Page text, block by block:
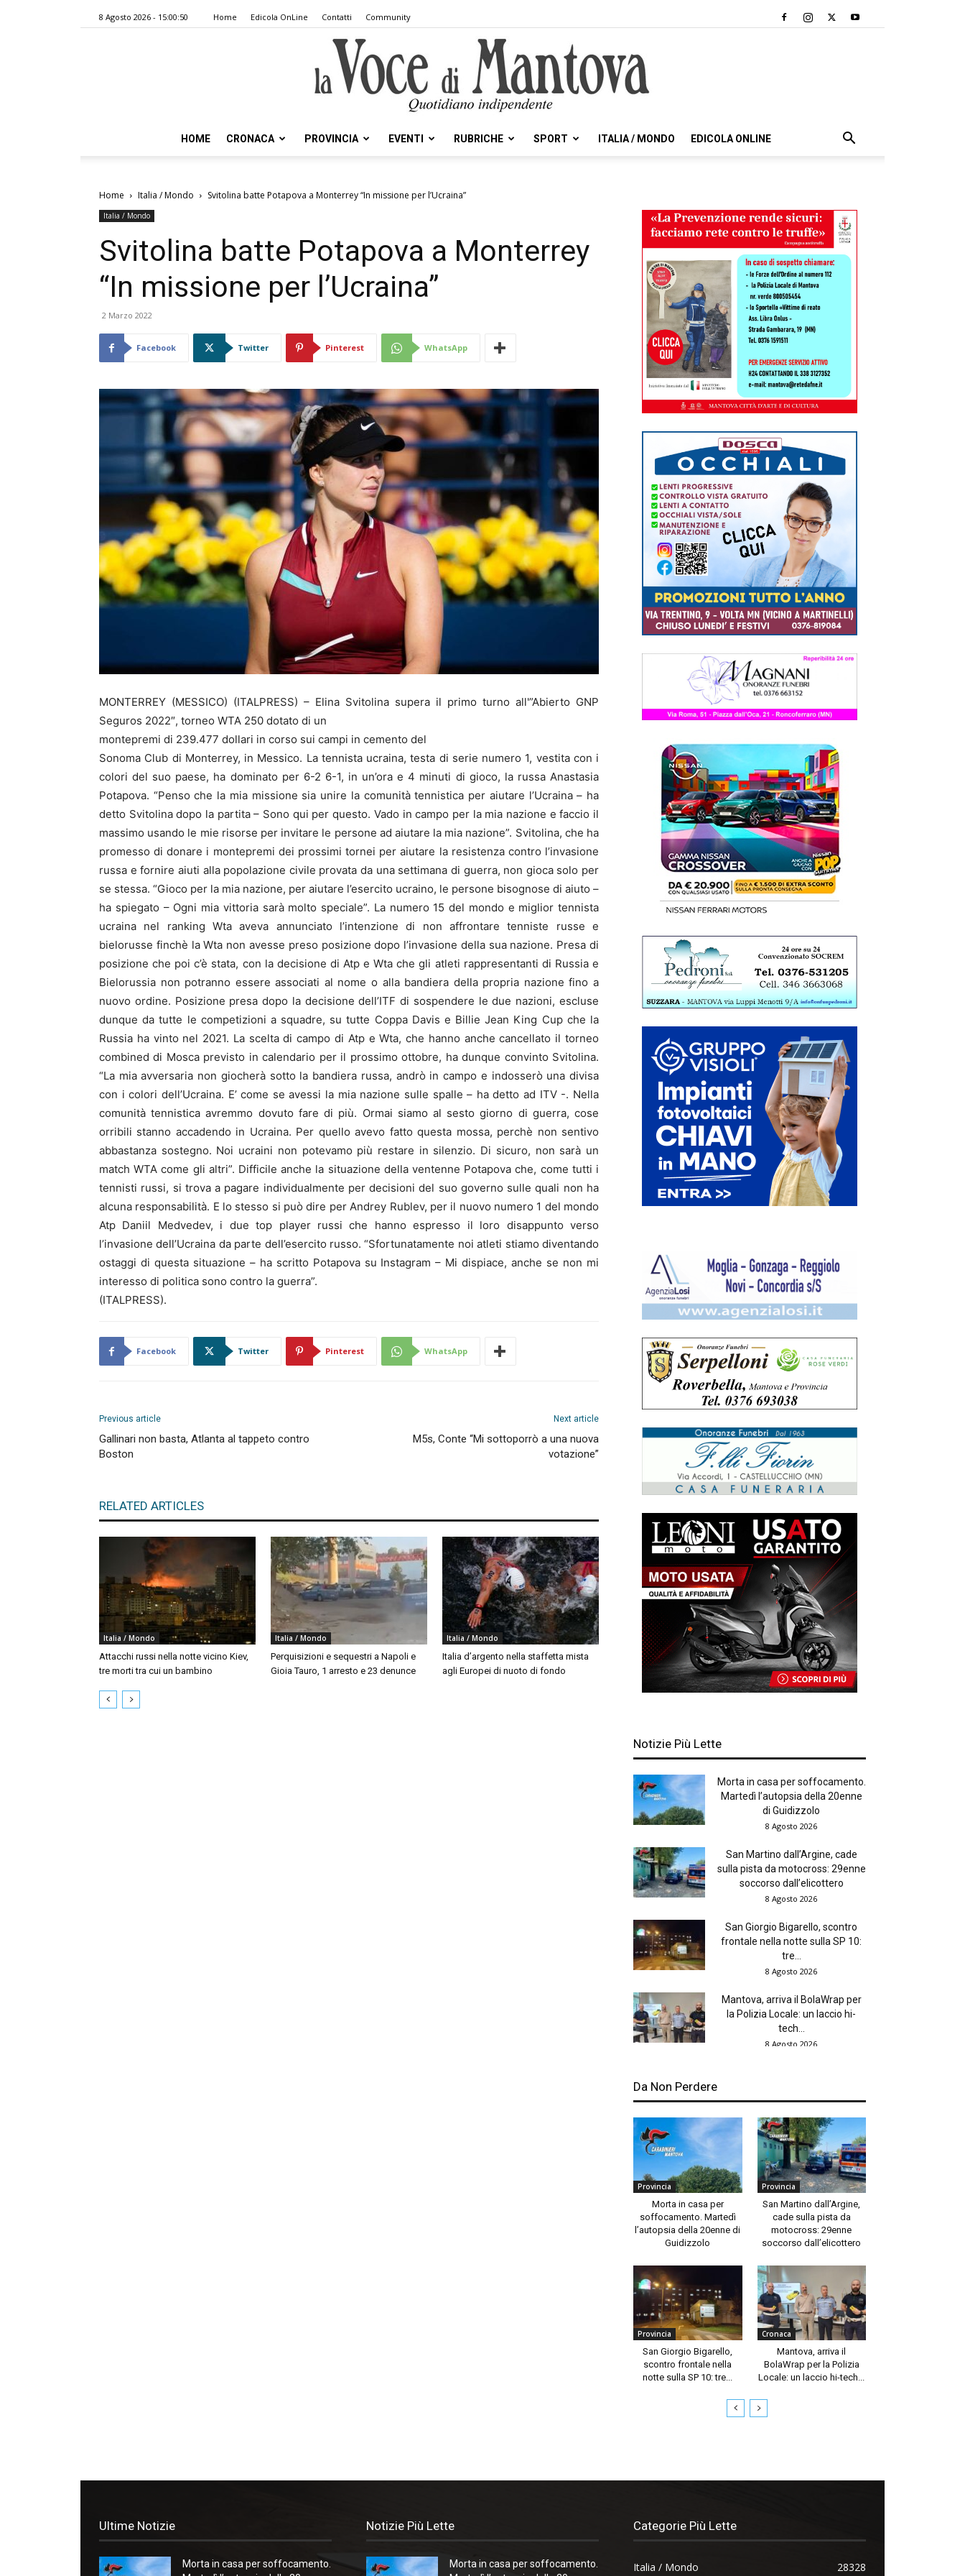
8 Agosto 2026 - 15:00:50 Home Edicola OnLine Contatti Community
Voce
Mantova
HOME CRONACA PROVINCIA EVENTI RUBRICHE SPORT ITALIA / MONDO EDICOLA ONLINE
Home Italia / Mondo Svitolina batte Potapova a Monterrey “In missione per l’Ucraina”
Italia / Mondo
Svitolina batte Potapova a Monterrey
“In missione per l’Ucraina”
2 Marzo 2022
Facebook Twitter Pinterest WhatsApp
MONTERREY (MESSICO) (ITALPRESS) – Elina Svitolina supera il primo turno all'”Abierto GNP
Seguros 2022″, torneo WTA 250 dotato di un
montepremi di 239.477 dollari in corso sui campi in cemento del
Sonoma Club di Monterrey, in Messico. La tennista ucraina, testa di serie numero 1, vestita con i
colori del suo paese, ha dominato per 6-2 6-1, in un’ora e 4 minuti di gioco, la russa Anastasia
Potapova. “Penso che la mia missione sia unire la comunità tennistica per aiutare l’Ucraina – ha
detto Svitolina dopo la partita – Sono qui per questo. Vado in campo per la mia nazione e faccio il
massimo usando le mie risorse per invitare le persone ad aiutare la mia nazione”. Svitolina, che ha
promesso di donare i montepremi dei prossimi tornei per aiutare la resistenza contro l’invasione
russa e fornire aiuti alla popolazione civile provata da una settimana di guerra, non gioca solo per
se stessa. “Gioco per la mia nazione, per aiutare l’esercito ucraino, le persone bisognose di aiuto –
ha spiegato – Ogni mia vittoria sarà molto speciale”. La numero 15 del mondo e miglior tennista
ucraina nel ranking Wta aveva annunciato l’intenzione di non affrontare tenniste russe e
bielorusse finchè la Wta non avesse preso posizione dopo l’invasione della sua nazione. Presa di
posizione che poi c’è stata, con la decisione di Atp e Wta che gli atleti rappresentanti di Russia e
Bielorussia non potranno essere associati al nome o alla bandiera della propria nazione fino a
nuovo ordine. Posizione presa dopo la decisione dell’ITF di sospendere le due nazioni, escluse
dunque da tutte le competizioni a squadre, su tutte Coppa Davis e Billie Jean King Cup che la
Russia ha vinto nel 2021. La scelta di campo di Atp e Wta, che hanno anche cancellato il torneo
combined di Mosca previsto in calendario per il prossimo ottobre, ha dunque convinto Svitolina.
“La mia avversaria non giocherà sotto la bandiera russa, andrò in campo e indosserò una divisa
con i colori dell’Ucraina. E’ come se avessi la mia nazione sulle spalle – ha detto ad ITV -. Nella
comunità tennistica avremmo dovuto fare di più. Ormai siamo al sesto giorno di guerra, cose
orribili stanno accadendo in Ucraina. Per quello avevo fatto questa mossa, perchè non sentivo
abbastanza sostegno. Noi ucraini non potevamo più restare in silenzio. Di sicuro, non sarà un
match WTA come gli altri”. Difficile anche la situazione della ventenne Potapova che, come tutti i
tennisti russi, si trova a pagare individualmente per decisioni del suo governo sulle quali non ha
alcuna responsabilità. E lo stesso si può dire per Andrey Rublev, per il nuovo numero 1 del mondo
Atp Daniil Medvedev, i due top player russi che hanno espresso il loro disappunto verso
l’invasione dell’Ucraina da parte dell’esercito russo. “Sfortunatamente noi atleti stiamo diventando
ostaggi di questa situazione – ha scritto Potapova su Instagram – Mi dispiace, anche se non mi
interesso di politica sono contro la guerra”.
(ITALPRESS).
Facebook Twitter Pinterest WhatsApp
Previous article
Gallinari non basta, Atlanta al tappeto contro
Boston
Next article
M5s, Conte “Mi sottoporrò a una nuova
votazione”
RELATED ARTICLES
Italia / Mondo
Attacchi russi nella notte vicino Kiev,
tre morti tra cui un bambino
Italia / Mondo
Perquisizioni e sequestri a Napoli e
Gioia Tauro, 1 arresto e 23 denunce
Italia / Mondo
Italia d’argento nella staffetta mista
agli Europei di nuoto di fondo
Notizie Più Lette
Morta in casa per soffocamento.
Martedì l’autopsia della 20enne
di Guidizzolo
8 Agosto 2026
San Martino dall’Argine, cade
sulla pista da motocross: 29enne
soccorso dall’elicottero
8 Agosto 2026
San Giorgio Bigarello, scontro
frontale nella notte sulla SP 10:
tre...
8 Agosto 2026
Mantova, arriva il BolaWrap per
la Polizia Locale: un laccio hi-
tech...
8 Agosto 2026
Da Non Perdere
Provincia
Morta in casa per
soffocamento. Martedì
l’autopsia della 20enne di
Guidizzolo
Provincia
San Martino dall’Argine,
cade sulla pista da
motocross: 29enne
soccorso dall’elicottero
Provincia
San Giorgio Bigarello,
scontro frontale nella
notte sulla SP 10: tre...
Cronaca
Mantova, arriva il
BolaWrap per la Polizia
Locale: un laccio hi-tech...
Ultime Notizie
Morta in casa per soffocamento.
Notizie Più Lette
Morta in casa per soffocamento.
Categorie Più Lette
Italia / Mondo 28328